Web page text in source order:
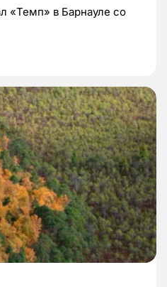
«Темп» в Барнауле со